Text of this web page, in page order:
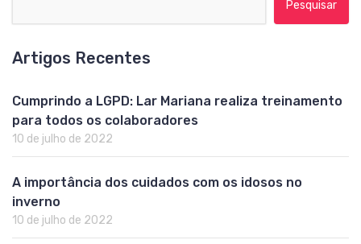
Artigos Recentes
Cumprindo a LGPD: Lar Mariana realiza treinamento
para todos os colaboradores
10 de julho de 2022
A importância dos cuidados com os idosos no
inverno
10 de julho de 2022